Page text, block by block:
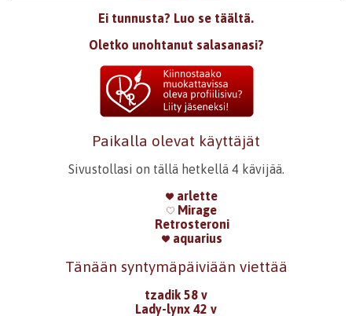
Ei tunnusta? Luo se täältä.
Oletko unohtanut salasanasi?
Paikalla olevat käyttäjät
Sivustollasi on tällä hetkellä 4 kävijää.
arlette
Mirage
Retrosteroni
aquarius
Tänään syntymäpäiviään viettää
tzadik 58 v
Lady-lynx 42 v